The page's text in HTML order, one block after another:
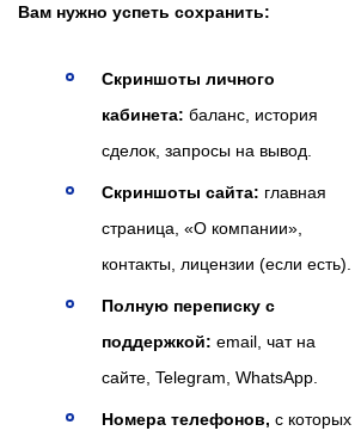
Вам нужно успеть сохранить:
Скриншоты личного
кабинета: баланс, история
сделок, запросы на вывод.
Скриншоты сайта: главная
страница, «О компании»,
контакты, лицензии (если есть).
Полную переписку с
поддержкой: email, чат на
сайте, Telegram, WhatsApp.
Номера телефонов, с которых